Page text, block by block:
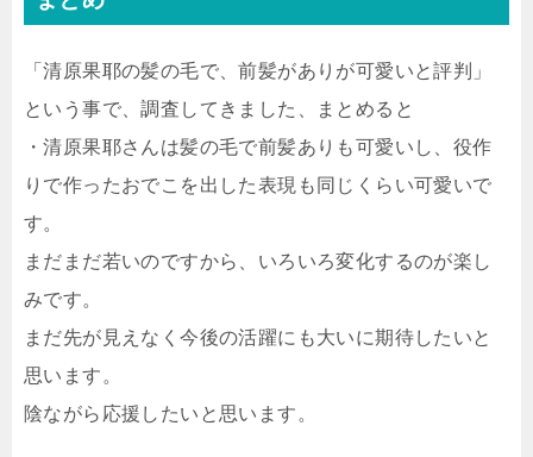
「清原果耶の髪の毛で、前髪がありが可愛いと評判」
という事で、調査してきました、まとめると
・清原果耶さんは髪の毛で前髪ありも可愛いし、役作
りで作ったおでこを出した表現も同じくらい可愛いで
す。
まだまだ若いのですから、いろいろ変化するのが楽し
みです。
まだ先が見えなく今後の活躍にも大いに期待したいと
思います。
陰ながら応援したいと思います。